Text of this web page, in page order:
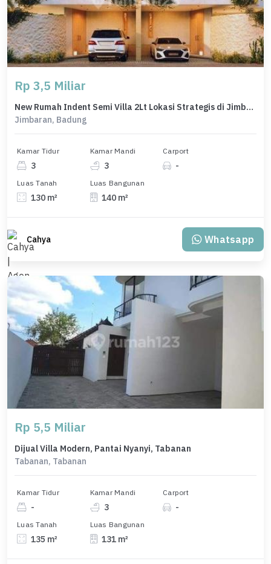
Rp 3,5 Miliar
New Rumah Indent Semi Villa 2Lt Lokasi Strategis di Jimbaran
Jimbaran, Badung
Kamar Tidur
3
Kamar Mandi
3
Carport
-
Luas Tanah
130 m²
Luas Bangunan
140 m²
Cahya Whatsapp
Rp 5,5 Miliar
Dijual Villa Modern, Pantai Nyanyi, Tabanan
Tabanan, Tabanan
Kamar Tidur
-
Kamar Mandi
3
Carport
-
Luas Tanah
135 m²
Luas Bangunan
131 m²